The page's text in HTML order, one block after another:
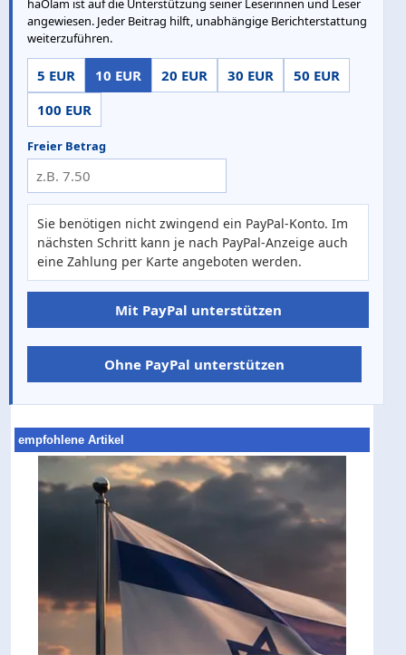
haOlam ist auf die Unterstützung seiner Leserinnen und Leser
angewiesen. Jeder Beitrag hilft, unabhängige Berichterstattung
weiterzuführen.
5 EUR 10 EUR 20 EUR 30 EUR
50 EUR
100 EUR
Freier Betrag
Sie benötigen nicht zwingend ein PayPal-Konto. Im
nächsten Schritt kann je nach PayPal-Anzeige auch
eine Zahlung per Karte angeboten werden.
Mit PayPal unterstützen
Ohne PayPal unterstützen
empfohlene Artikel